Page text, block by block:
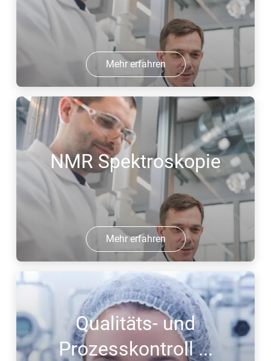
Mehr erfahren
NMR Spektroskopie
Mehr erfahren
Qualitäts- und
Prozesskontroll ...